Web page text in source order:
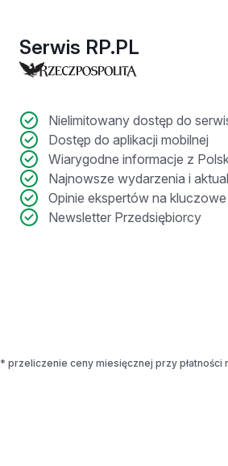
Serwis RP.PL
Nielimitowany dostęp do
Dostęp do aplikacji mobilnej
Wiarygodne informacje z
Najnowsze wydarzenia i
Opinie ekspertów na
Newsletter Przedsiębiorcy
* przeliczenie ceny miesięcznej przy płatności